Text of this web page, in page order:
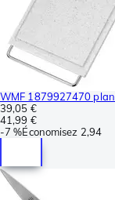
WMF 1879927470
39,05 €
41,99 €
-7 %Économisez 2,94